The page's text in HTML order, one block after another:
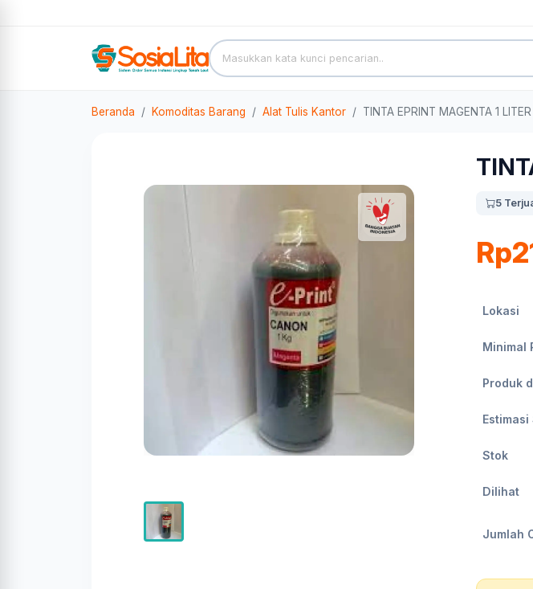
Beranda Komoditas Barang Alat Tulis Kantor TINTA EPRINT MAGENTA 1
5
Lokasi
Minimal
Produk
Stok
Dilihat
Jumlah